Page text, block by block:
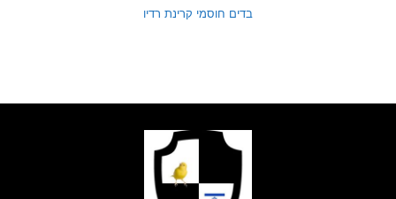
בדים חוסמי קרינת רדיו